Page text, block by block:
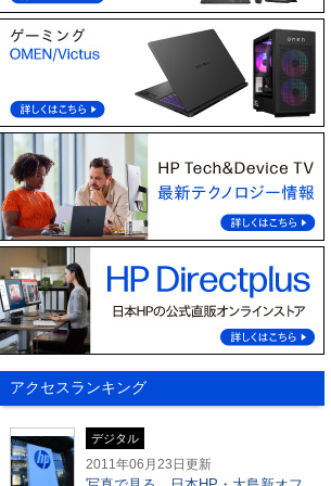
アクセスランキング
デジタル
2011年06月23日 更新